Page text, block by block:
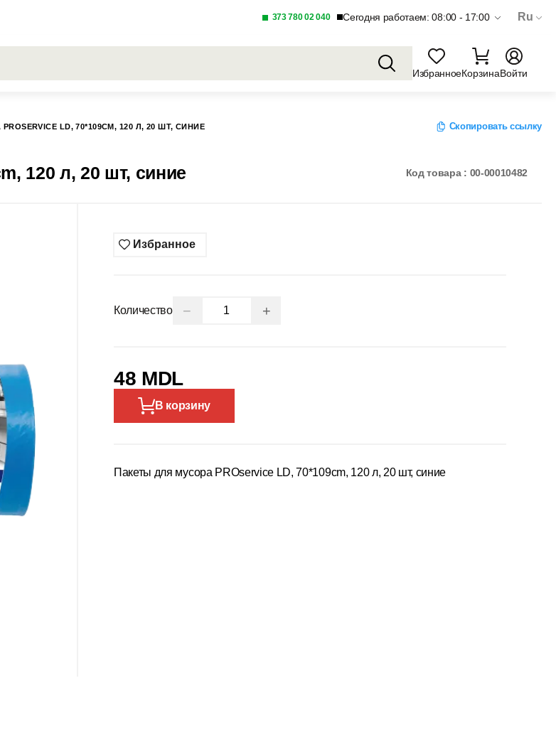
373 780 02 040 Сегодня работаем: 08:00 - 17:00 Ru
ИзбранноеКорзинаВойти
LD, 70*109CM, 120 Л, 20 ШТ, СИНИЕ Скопировать ссылку
120 л, 20 шт, синие Код товара : 00-00010482
Избранное
Количество − +
48 MDL
В корзину
Пакеты для мусора PROservice LD, 70*109cm, 120 л, 20 шт, синие